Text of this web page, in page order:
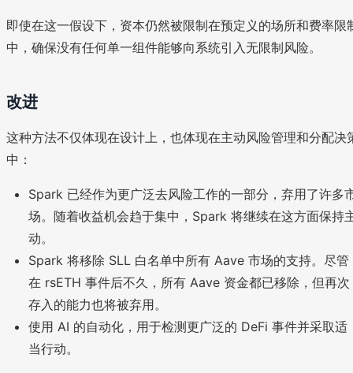
即使在这一假设下，资本仍然被限制在预定义的场所和费率限
中，确保没有任何单一组件能够向系统引入无限制风险。
改进
这种方法不仅体现在设计上，也体现在主动风险管理和分配决
中：
Spark 已经作为更广泛去风险工作的一部分，弃用了许多
场。随着收益机会趋于集中，Spark 将继续在这方面保持
动。
Spark 将移除 SLL 白名单中所有 Aave 市场的支持。尽管
在 rsETH 事件后不久，所有 Aave 资金都已移除，但再次
存入的能力也将被弃用。
使用 AI 的自动化，用于检测更广泛的 DeFi 事件并采取适
当行动。